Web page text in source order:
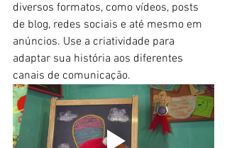
diversos formatos, como vídeos, posts
de blog, redes sociais e até mesmo em
anúncios. Use a criatividade para
adaptar sua história aos diferentes
canais de comunicação.